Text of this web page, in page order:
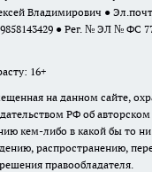
Владимирович ●
● Рег. № ЭЛ № ФС
16+
на данном сайте,
РФ об
кем-либо в какой бы то
распространению,
правообладателя.